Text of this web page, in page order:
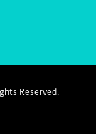
Reserved.